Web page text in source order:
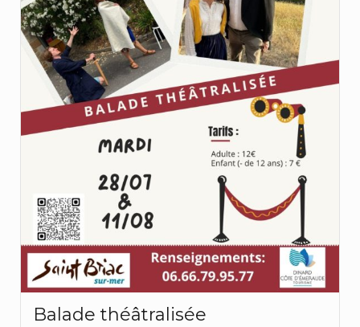
Balade théâtralisée